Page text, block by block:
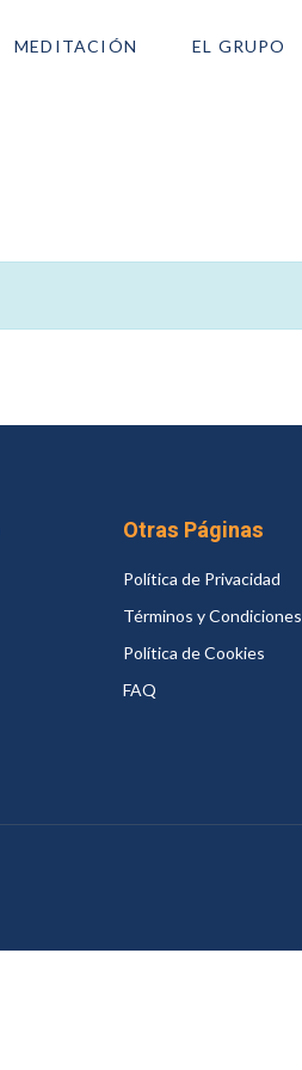
MEDITACIÓN EL GRUPO
Otras Páginas
Política de Privacidad
Términos y Condiciones
Política de Cookies
FAQ